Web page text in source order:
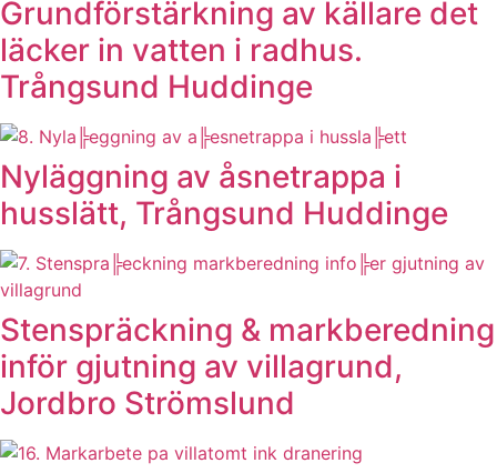
Grundförstärkning av källare det
läcker in vatten i radhus.
Trångsund Huddinge
Nyläggning av åsnetrappa i
husslätt, Trångsund Huddinge
Stenspräckning & markberedning
inför gjutning av villagrund,
Jordbro Strömslund